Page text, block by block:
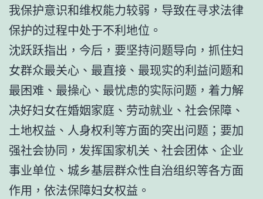
我保护意识和维权能力较弱，导致在寻求法律
保护的过程中处于不利地位。
沈跃跃指出，今后，要坚持问题导向，抓住妇
女群众最关心、最直接、最现实的利益问题和
最困难、最操心、最忧虑的实际问题，着力解
决好妇女在婚姻家庭、劳动就业、社会保障、
土地权益、人身权利等方面的突出问题；要加
强社会协同，发挥国家机关、社会团体、企业
事业单位、城乡基层群众性自治组织等各方面
作用，依法保障妇女权益。